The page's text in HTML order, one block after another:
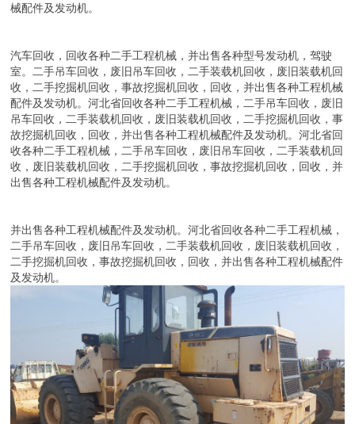
械配件及发动机。
汽车回收，回收各种二手工程机械，并出售各种型号发动机，驾驶
室。二手吊车回收，废旧吊车回收，二手装载机回收，废旧装载机回
收，二手挖掘机回收，事故挖掘机回收，回收，并出售各种工程机械
配件及发动机。河北省回收各种二手工程机械，二手吊车回收，废旧
吊车回收，二手装载机回收，废旧装载机回收，二手挖掘机回收，事
故挖掘机回收，回收，并出售各种工程机械配件及发动机。河北省回
收各种二手工程机械，二手吊车回收，废旧吊车回收，二手装载机回
收，废旧装载机回收，二手挖掘机回收，事故挖掘机回收，回收，并
出售各种工程机械配件及发动机。
并出售各种工程机械配件及发动机。河北省回收各种二手工程机械，
二手吊车回收，废旧吊车回收，二手装载机回收，废旧装载机回收，
二手挖掘机回收，事故挖掘机回收，回收，并出售各种工程机械配件
及发动机。